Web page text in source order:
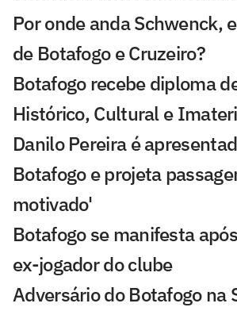
Por onde anda Schwenck,
de Botafogo e Cruzeiro?
Botafogo recebe diploma
Histórico, Cultural e
Danilo Pereira é
Botafogo e projeta
motivado'
Botafogo se manifesta
ex-jogador do clube
Adversário do Botafogo na